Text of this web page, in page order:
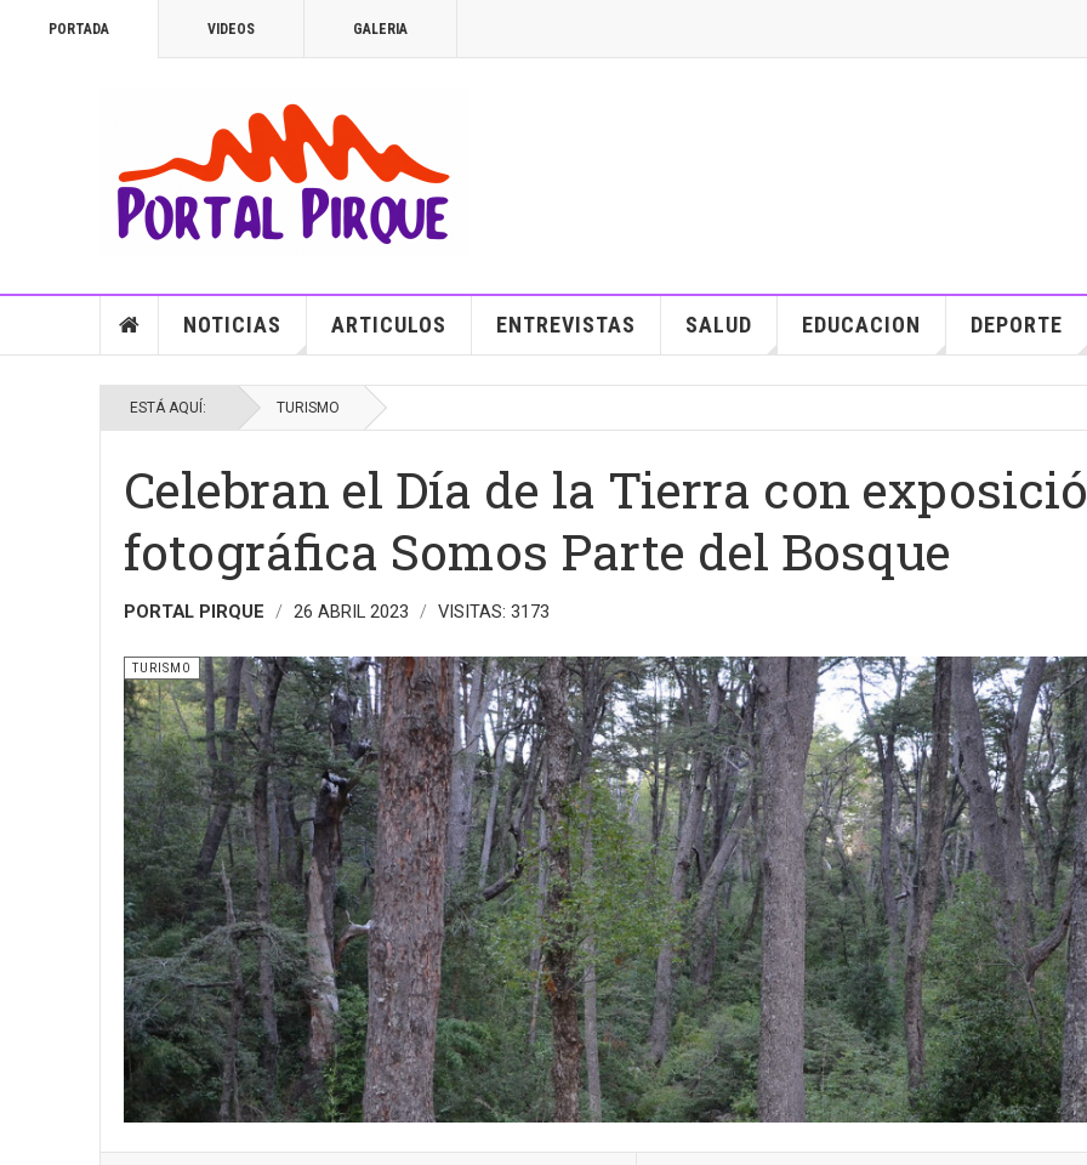
PORTADA VIDEOS GALERIA
NOTICIAS ARTICULOS ENTREVISTAS SALUD EDUCACION DEPORTE
ESTÁ AQUÍ: TURISMO
Celebran el Día de la Tierra con
fotográfica Somos Parte del Bosque
PORTAL PIRQUE 26 ABRIL 2023 VISITAS: 3173
TURISMO